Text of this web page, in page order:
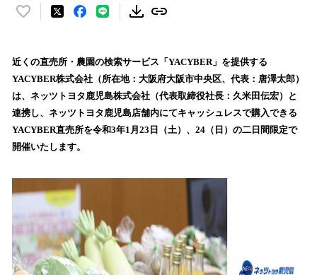
い
！
数
を
読
込
み
で
す
近くの直売所・農園の検索サービス「YACYBER」を提供する
YACYBER株式会社（所在地：大阪府大阪市中央区、代表：唐澤太郎）
は、ネッツトヨタ鹿児島株式会社（代表取締役社長：久米田伝宏）と
連携し、ネッツトヨタ鹿児島店舗内にてキャッシュレスで購入できる
YACYBER直売所を令和3年1月23日（土）、24（日）の二日間限定で
開催いたします。